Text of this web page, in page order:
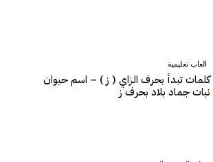
العاب تعليمية
كلمات تبدأ بحرف الزاي ( ز ) – اسم حيوان
نبات جماد بلاد بحرف ز